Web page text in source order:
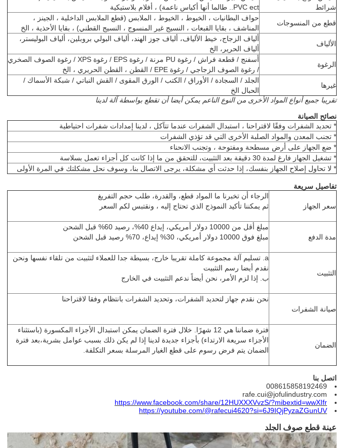
شرائط
PVC ect.. طالما أنها أكياس ناعمة) ، أفلام بلاستيكية
قطع من المنسوجات
حواف البطانيات ، الخيوط ، الخيوط ، الملابس (قطع الملابس الداخلية ، الجينز ،
المناشف ، بقايا القبعات ، النسيج غير المنسوج ، النسيج القطني) ، بقايا الأحذية ، الخ
الألياف
ألياف الزجاج، خيط الألياف، ألياف جوز الهند، ألياف البولي بروبلين، ألياف البوليستر،
ألياف الحرير، الخ
الرغوة
أسفنج / قطعة فراش / رغوة PU مرنة / رغوة EPS / رغوة XPS / رغوة الصوف الصخري
/ رغوة الصوف الزجاجي / رغوة EPE / القطن ، القطن الحريري ، الخ
غيرها
الجلد / السجادة / الأوراق / الكتب / الورق المقوى / القش النباتي / شبكة الأسماك /
الحبال الخ
تقريبا جميع أنواع المواد الأخرى من النوع الناعم يمكن أيضا أن تقطع بواسطة آلة لدينا
نصائح الصيانة
* تحديد الشفرات وفقًا لاقتراحنا ، استبدال الشفرات عندما تتآكل ، لدينا إمدادات شفرات احتياطية
* تجنب المعدن والمواد الصلبة الأخرى التي قد تؤذي الشفرات
* ضع الجهاز على أرض مسطحة ومفتوحة ، وتجنب الانحناء
* تشغيل الجهاز فارغ لمدة 30 دقيقة بعد التثبيت، للتحقق من ما إذا كانت كل أجزاء تعمل بسلاسة
* لا تحاول إصلاح الجهاز بنفسك، إذا حدثت أي مشكلة، يرجى الاتصال بنا، وسوف نحل مشكلتك في المرة الأولى
تفاصيل سريعة
سعر الجهاز
الرجاء أن تخبرنا ما المواد قطع، والقدرة، طلب حجم التفريغ
ثم يمكننا تأكيد النموذج الذي تحتاج إليه ، ونقتبس لكم السعر
مدة الدفع
مبلغ أقل من 10000 دولار أمريكي، إيداع 40%، رصيد 60% قبل الشحن
مبلغ فوق 10000 دولار أمريكي، 30% إيداع، 70% رصيد قبل الشحن
التثبيت
a. تسليم آلة مجموعة كاملة تقريبا خارج، بسيطة جدا للعملاء لتثبيت من تلقاء نفسها ونحن
نقدم أيضا رسم التثبيت
ب. إذا لزم الأمر، نحن أيضاً ندعم التثبيت في الخارج
صيانة الشفرات
نحن نقدم جهاز لتحديد الشفرات، وتحديد الشفرات بانتظام وفقا لاقتراحنا
الضمان
فترة ضماننا هي 12 شهرًا. خلال فترة الضمان يمكن استبدال الأجزاء المكسورة (باستثناء
الأجزاء سريعة الارتداء) بأجزاء جديدة لدينا إذا لم يكن ذلك بسبب عوامل بشرية،بعد فترة
الضمان يتم فرض رسوم على قطع الغيار المرسلة بسعر التكلفة.
اتصل بنا
008615858192469
rafe.cui@jofulindustry.com
https://www.facebook.com/share/12HUXXXVvzS/?mibextid=wwXIfr
https://youtube.com/@rafecui4620?si=6J9IQjPyzaZGunUV
عينة قطع صوف الجلد